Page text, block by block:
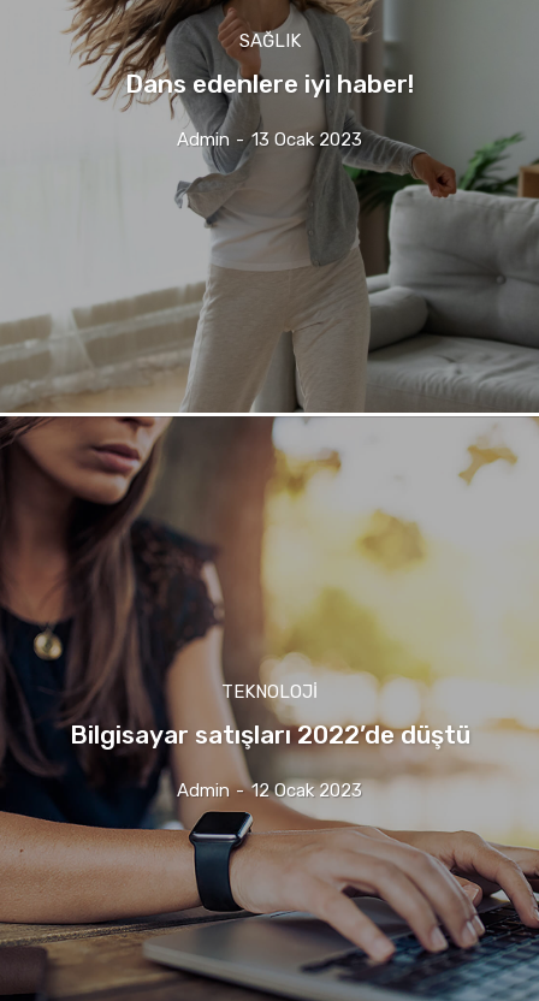
SAĞLIK
Dans edenlere iyi haber!
Admin - 13 Ocak 2023
TEKNOLOJI
Bilgisayar satışları 2022’de düştü
Admin - 12 Ocak 2023